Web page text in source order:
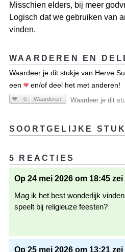
Misschien elders, bij meer
Logisch dat we gebruiken van
vinden.
WAARDEREN EN
Waardeer je dit stukje van Herve
een
en/of deel het met anderen!
0 Waarderen! Waardeer je dit
SOORTGELIJKE
5 REACTIES
Op 24 mei 2026 om 18:45
Mag ik het best wonderlijk
speelt bij religieuze feesten?
Op 25 mei 2026 om 13:21 zei